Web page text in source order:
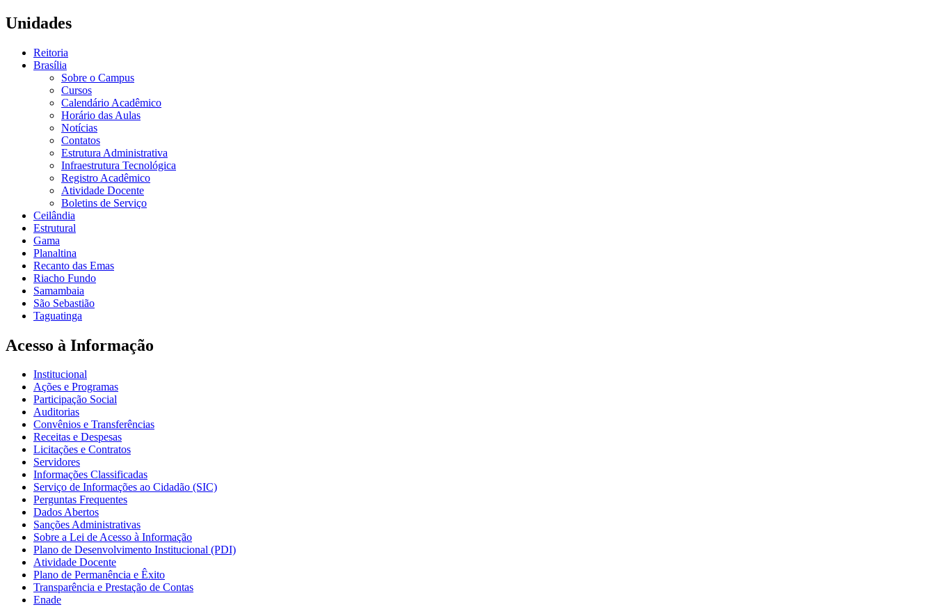
Unidades
Reitoria
Brasília
Sobre o Campus
Cursos
Calendário Acadêmico
Horário das Aulas
Notícias
Contatos
Estrutura Administrativa
Infraestrutura Tecnológica
Registro Acadêmico
Atividade Docente
Boletins de Serviço
Ceilândia
Estrutural
Gama
Planaltina
Recanto das Emas
Riacho Fundo
Samambaia
São Sebastião
Taguatinga
Acesso à Informação
Institucional
Ações e Programas
Participação Social
Auditorias
Convênios e Transferências
Receitas e Despesas
Licitações e Contratos
Servidores
Informações Classificadas
Serviço de Informações ao Cidadão (SIC)
Perguntas Frequentes
Dados Abertos
Sanções Administrativas
Sobre a Lei de Acesso à Informação
Plano de Desenvolvimento Institucional (PDI)
Atividade Docente
Plano de Permanência e Êxito
Transparência e Prestação de Contas
Enade